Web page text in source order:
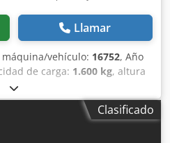
Llamar
vehículo: 16752, Año
de carga: 1.600 kg, altura
libre:
eléctrico, tipo de
2.408 mm, voltaje de
Clasificado